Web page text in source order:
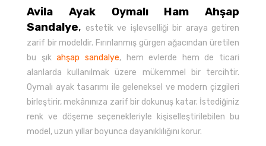
Avila Ayak Oymalı Ham Ahşap
Sandalye, estetik ve işlevselliği bir araya getiren
zarif bir modeldir. Fırınlanmış gürgen ağacından üretilen
bu şıkahşap sandalye, hem evlerde hem de ticari
alanlarda kullanılmak üzere mükemmel bir tercihtir.
Oymalı ayak tasarımı ile geleneksel ve modern çizgileri
birleştirir, mekânınıza zarif bir dokunuş katar. İstediğiniz
renk ve döşeme seçenekleriyle kişiselleştirilebilen bu
model, uzun yıllar boyunca dayanıklılığını korur.